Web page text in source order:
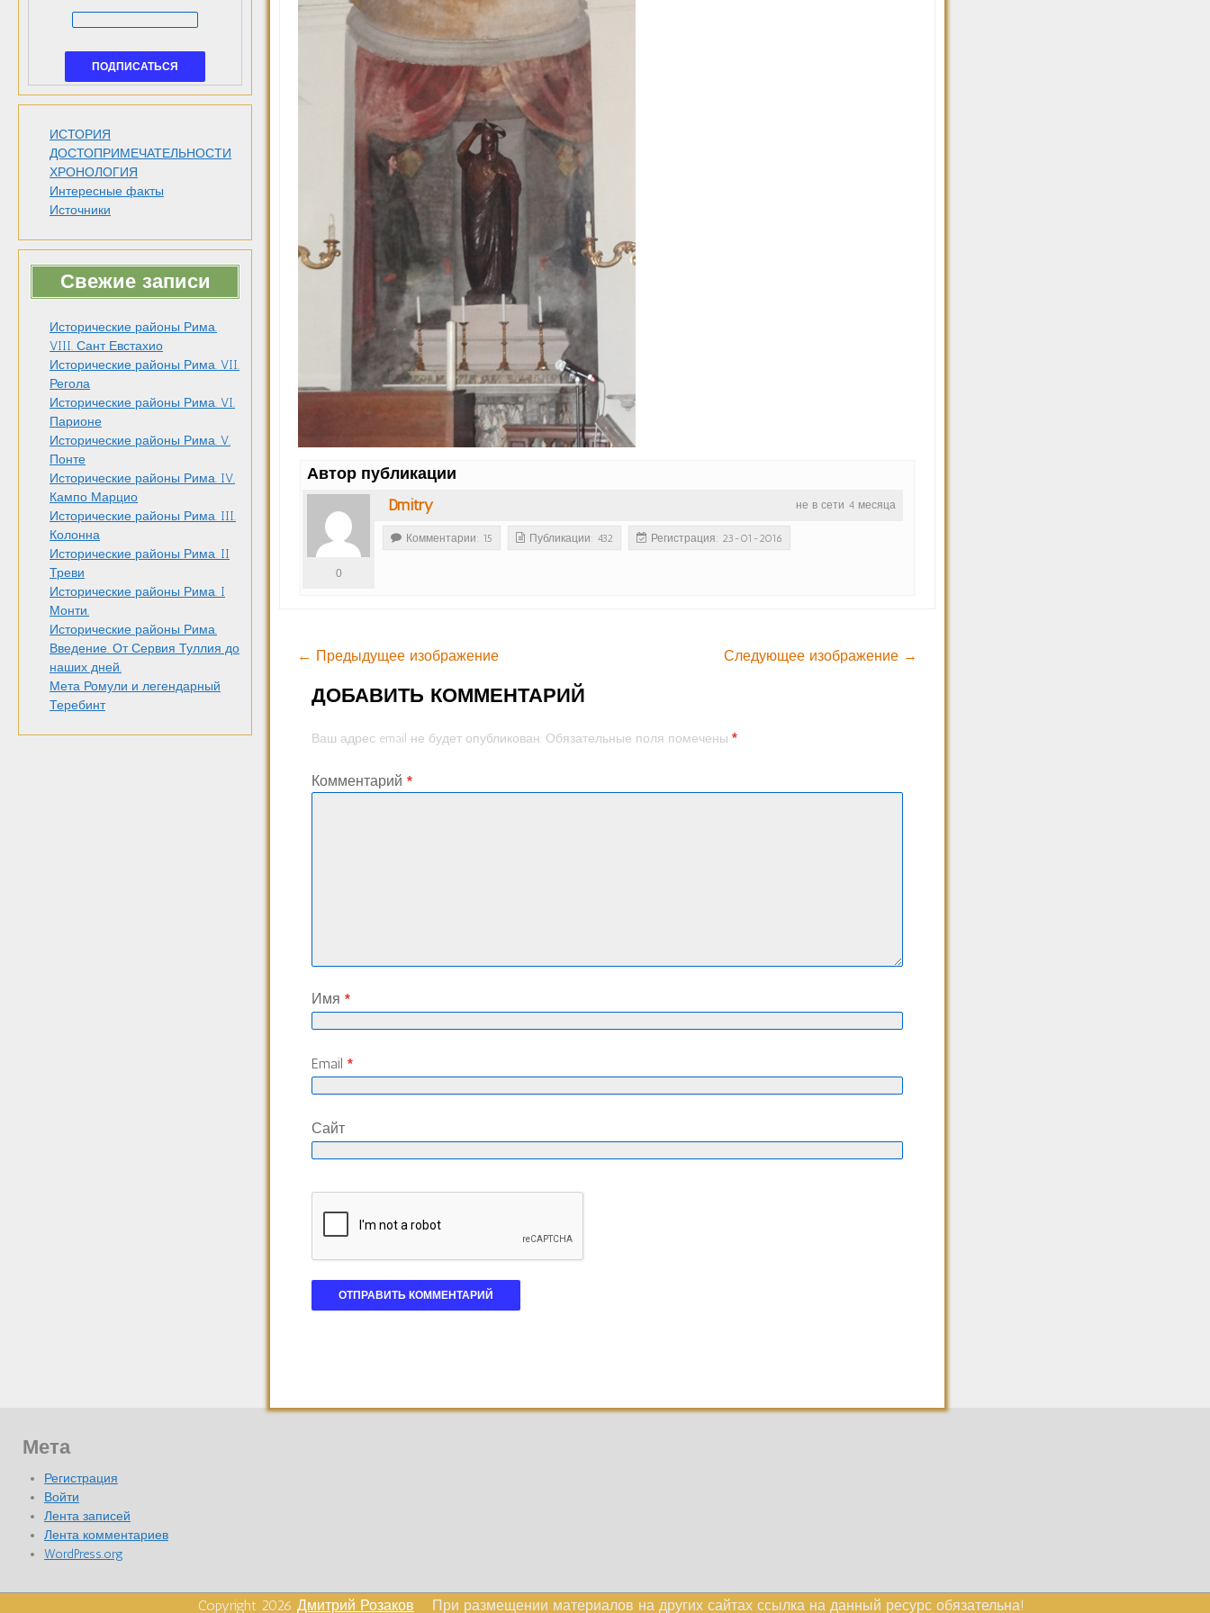
ИСТОРИЯ
ДОСТОПРИМЕЧАТЕЛЬНОСТИ
ХРОНОЛОГИЯ
Интересные факты
Источники
Свежие записи
Исторические районы Рима.
VIII. Сант Евстахио
Исторические районы Рима. VII.
Регола
Исторические районы Рима. VI.
Парионе
Исторические районы Рима. V.
Понте
Исторические районы Рима. IV.
Кампо Марцио
Исторические районы Рима. III.
Колонна
Исторические районы Рима. II
Треви
Исторические районы Рима. I
Монти.
Исторические районы Рима.
Введение. От Сервия Туллия до
наших дней.
Мета Ромули и легендарный
Теребинт
Автор публикации
не в сети 4 месяца
Dmitry
0
Комментарии: 15 Публикации: 432 Регистрация: 23-01-2016
← Предыдущее изображение Следующее изображение →
ДОБАВИТЬ КОММЕНТАРИЙ
Ваш адрес email не будет опубликован. Обязательные поля помечены*
Комментарий*
Имя*
Email*
Сайт
Мета
Регистрация
Войти
Лента записей
Лента комментариев
WordPress.org
Copyright 2026 Дмитрий Розаков При размещении материалов на других сайтах ссылка на данный ресурс обязательна!